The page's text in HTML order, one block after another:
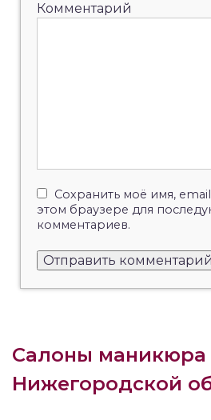
Комментарий
Сохранить моё имя,
этом браузере для
комментариев.
Салоны маникюра
Нижегородской